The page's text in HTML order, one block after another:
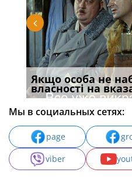
Якщо особа не
власності на
Мы в социальных сетях:
page
viber